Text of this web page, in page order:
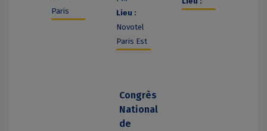
Paris
Lieu :
Novotel
Paris Est
Congrès
National
de